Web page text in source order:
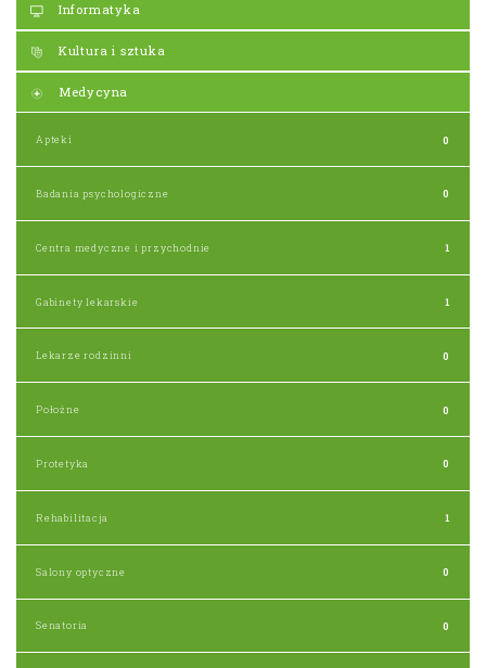
Informatyka
Kultura i sztuka
Medycyna
Apteki 0
Badania psychologiczne 0
Centra medyczne i przychodnie 1
Gabinety lekarskie 1
Lekarze rodzinni 0
Położne 0
Protetyka 0
Rehabilitacja 1
Salony optyczne 0
Senatoria 0